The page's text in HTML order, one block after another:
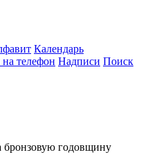
Календарь
Надписи Поиск
бронзовую годовщину